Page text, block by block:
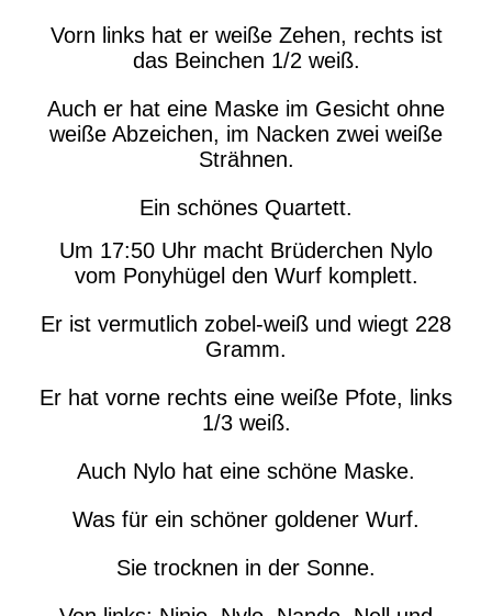
Vorn links hat er weiße Zehen, rechts ist
das Beinchen 1/2 weiß.
Auch er hat eine Maske im Gesicht ohne
weiße Abzeichen, im Nacken zwei weiße
Strähnen.
Ein schönes Quartett.
Um 17:50 Uhr macht Brüderchen Nylo
vom Ponyhügel den Wurf komplett.
Er ist vermutlich zobel-weiß und wiegt 228
Gramm.
Er hat vorne rechts eine weiße Pfote, links
1/3 weiß.
Auch Nylo hat eine schöne Maske.
Was für ein schöner goldener Wurf.
Sie trocknen in der Sonne.